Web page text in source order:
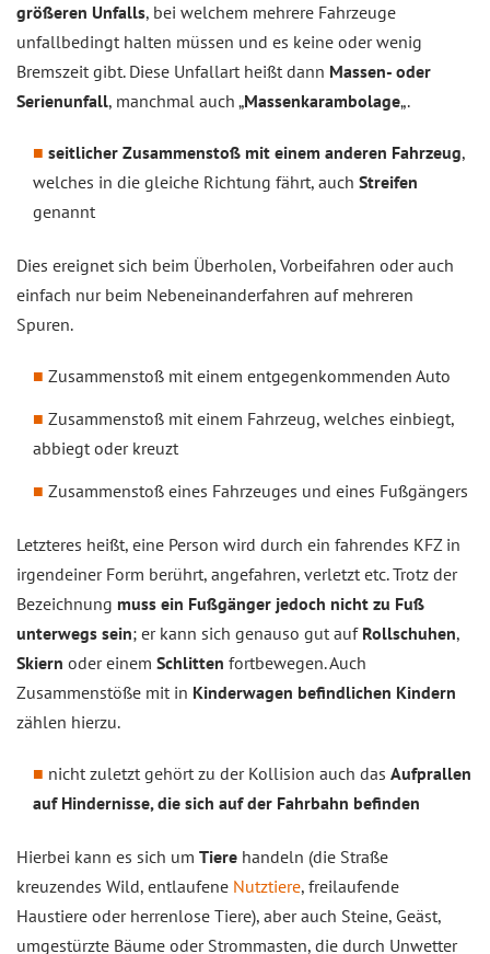
größeren Unfalls, bei welchem mehrere Fahrzeuge
unfallbedingt halten müssen und es keine oder wenig
Bremszeit gibt. Diese Unfallart heißt dann Massen- oder
Serienunfall, manchmal auch „Massenkarambolage„.
seitlicher Zusammenstoß mit einem anderen Fahrzeug,
welches in die gleiche Richtung fährt, auch Streifen
genannt
Dies ereignet sich beim Überholen, Vorbeifahren oder auch
einfach nur beim Nebeneinanderfahren auf mehreren
Spuren.
Zusammenstoß mit einem entgegenkommenden Auto
Zusammenstoß mit einem Fahrzeug, welches einbiegt,
abbiegt oder kreuzt
Zusammenstoß eines Fahrzeuges und eines Fußgängers
Letzteres heißt, eine Person wird durch ein fahrendes KFZ in
irgendeiner Form berührt, angefahren, verletzt etc. Trotz der
Bezeichnung muss ein Fußgänger jedoch nicht zu Fuß
unterwegs sein; er kann sich genauso gut auf Rollschuhen,
Skiern oder einem Schlitten fortbewegen. Auch
Zusammenstöße mit in Kinderwagen befindlichen Kindern
zählen hierzu.
nicht zuletzt gehört zu der Kollision auch das Aufprallen
auf Hindernisse, die sich auf der Fahrbahn befinden
Hierbei kann es sich um Tiere handeln (die Straße
kreuzendes Wild, entlaufene Nutztiere, freilaufende
Haustiere oder herrenlose Tiere), aber auch Steine, Geäst,
umgestürzte Bäume oder Strommasten, die durch Unwetter